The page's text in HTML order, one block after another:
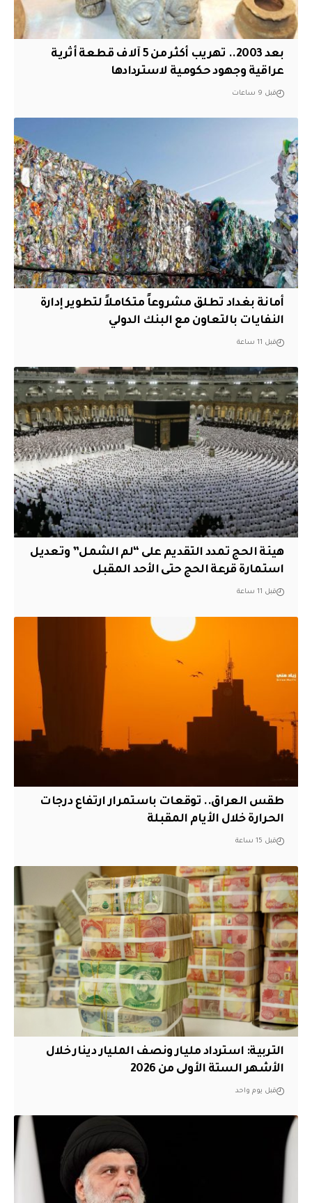
بعد 2003.. تهريب أكثر من 5 آلاف قطعة أثرية
عراقية وجهود حكومية لاستردادها
قبل 9 ساعات
أمانة بغداد تطلق مشروعاً متكاملاً لتطوير إدارة
النفايات بالتعاون مع البنك الدولي
قبل 11 ساعة
هيئة الحج تمدد التقديم على “لم الشمل” وتعديل
استمارة قرعة الحج حتى الأحد المقبل
قبل 11 ساعة
طقس العراق.. توقعات باستمرار ارتفاع درجات
الحرارة خلال الأيام المقبلة
قبل 15 ساعة
التربية: استرداد مليار ونصف المليار دينار خلال
الأشهر الستة الأولى من 2026
قبل يوم واحد